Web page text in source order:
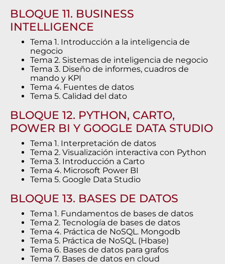
BLOQUE 11. BUSINESS
INTELLIGENCE
Tema 1. Introducción a la inteligencia de
negocio
Tema 2. Sistemas de inteligencia de negocio
Tema 3. Diseño de informes, cuadros de
mando y KPI
Tema 4. Fuentes de datos
Tema 5. Calidad del dato
BLOQUE 12. PYTHON, CARTO,
POWER BI Y GOOGLE DATA STUDIO
Tema 1. Interpretación de datos
Tema 2. Visualización interactiva con Python
Tema 3. Introducción a Carto
Tema 4. Microsoft Power BI
Tema 5. Google Data Studio
BLOQUE 13. BASES DE DATOS
Tema 1. Fundamentos de bases de datos
Tema 2. Tecnología de bases de datos
Tema 4. Práctica de NoSQL. Mongodb
Tema 5. Práctica de NoSQL (Hbase)
Tema 6. Bases de datos para grafos
Tema 7. Bases de datos en cloud